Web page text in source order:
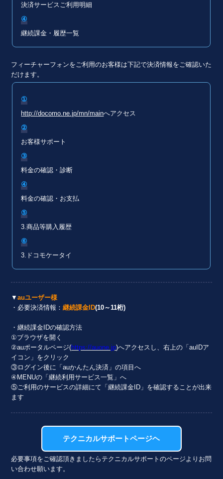
決済サービスご利用明細
④
継続課金・履歴一覧
フィーチャーフォンをご利用のお客様は下記で決済情報をご確認いた
だけます。
①
http://docomo.ne.jp/mn/mainへアクセス
②
お客様サポート
③
料金の確認・診断
④
料金の確認・お支払
⑤
3.商品等購入履歴
⑥
3.ドコモケータイ
▼auユーザー様
・必要決済情報：継続課金ID(10～11桁)
・継続課金IDの確認方法
①ブラウザを開く
②auポータルページ(https://auone.jp)へアクセスし、右上の「auIDア
イコン」をクリック
③ログイン後に「auかんたん決済」の項目へ
④MENUの「継続利用サービス一覧」へ
⑤ご利用のサービスの詳細にて「継続課金ID」を確認することが出来
ます
テクニカルサポートページヘ
必要事項をご確認頂きましたらテクニカルサポートのページよりお問
い合わせ願います。